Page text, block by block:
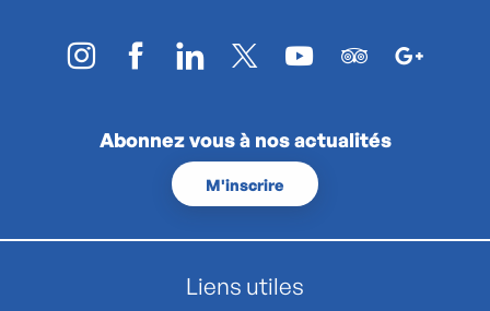
Abonnez vous à nos actualités
M'inscrire
Liens utiles